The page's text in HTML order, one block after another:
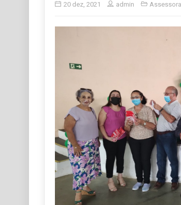
20 dez, 2021 admin